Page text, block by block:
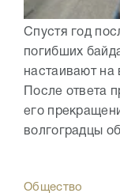
Спустя год
погибших
настаивают на
После ответа
его
волгоградцы
Общество